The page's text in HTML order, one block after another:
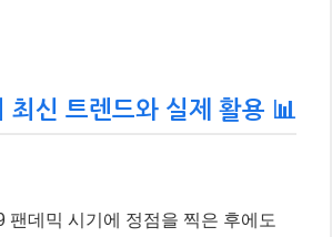
최신 트렌드와 실제 활용 📊
팬데믹 시기에 정점을 찍은 후에도